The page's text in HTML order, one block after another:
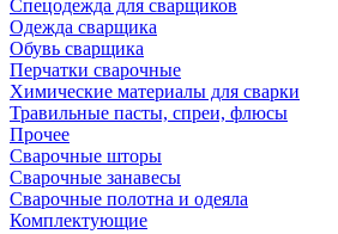
Спецодежда для сварщиков
Одежда сварщика
Обувь сварщика
Перчатки сварочные
Химические материалы для сварки
Травильные пасты, спреи, флюсы
Прочее
Сварочные шторы
Сварочные занавесы
Сварочные полотна и одеяла
Комплектующие